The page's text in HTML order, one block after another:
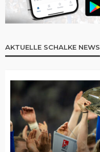
AKTUELLE SCHALKE NEWS